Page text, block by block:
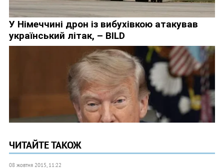
ЧИТАЙТЕ ТАКОЖ
08 жовтня 2015, 11:22